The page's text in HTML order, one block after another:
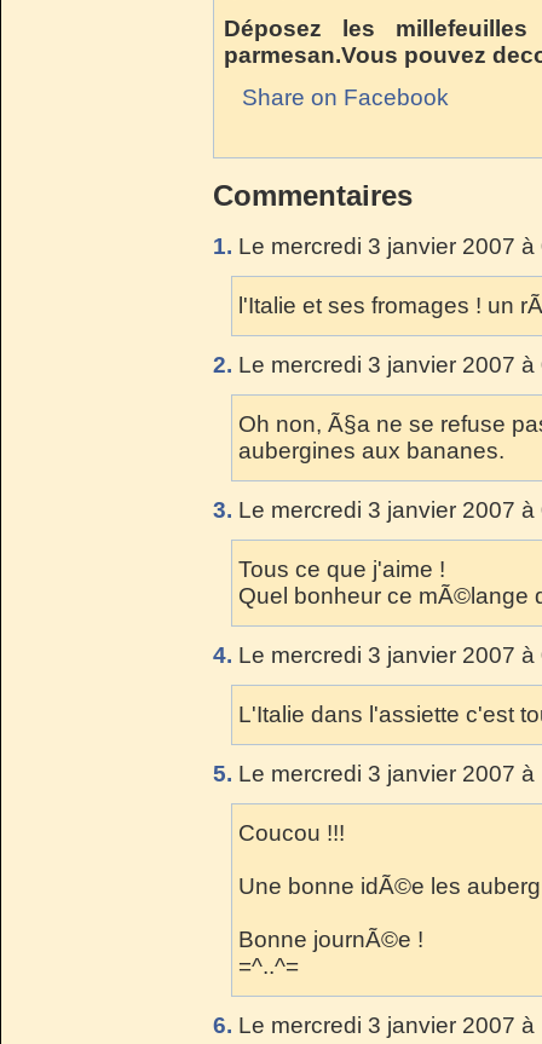
Déposez les
parmesan.Vous pouvez
Share on Facebook
Commentaires
1. Le mercredi 3 janvier 2007
l'Italie et ses fromages ! un
2. Le mercredi 3 janvier 2007
Oh non, Ã§a ne se refuse
aubergines aux bananes.
3. Le mercredi 3 janvier 2007
Tous ce que j'aime !
Quel bonheur ce mÃ©lange
4. Le mercredi 3 janvier 2007
L'Italie dans l'assiette c'est
5. Le mercredi 3 janvier 2007
Coucou !!!
Une bonne idÃ©e les
Bonne journÃ©e !
=^..^=
6. Le mercredi 3 janvier 2007